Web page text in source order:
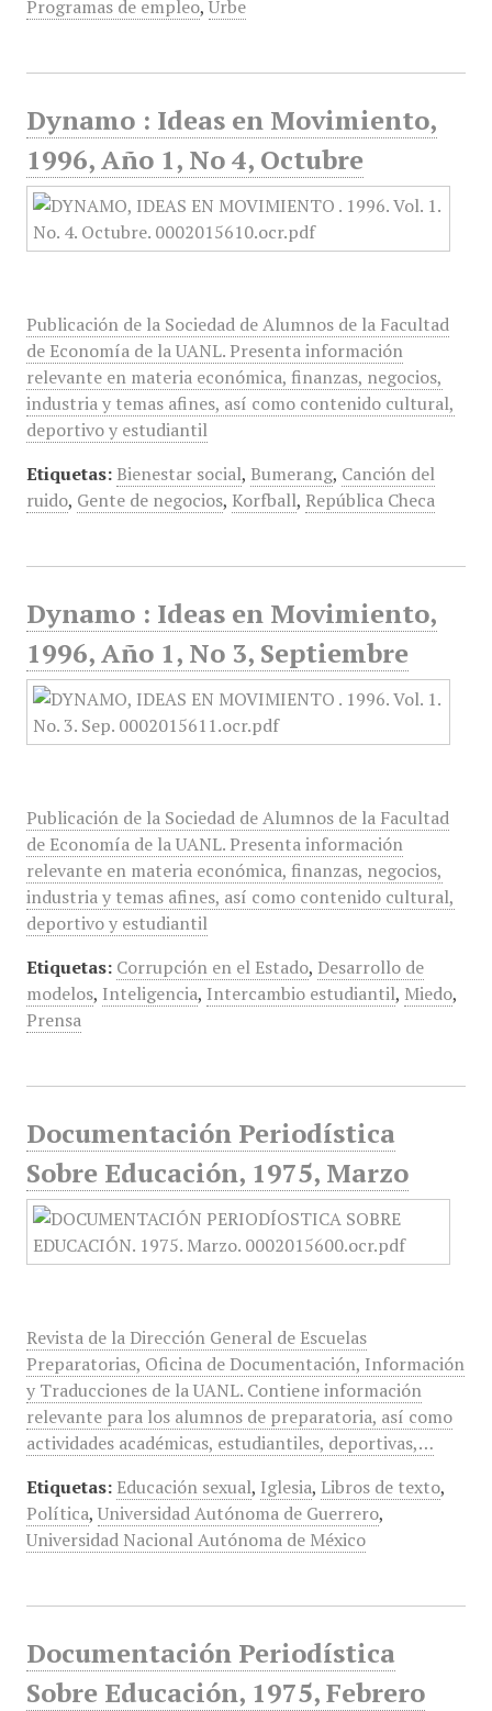
Programas de empleo, Urbe
Dynamo : Ideas en Movimiento,
1996, Año 1, No 4, Octubre
Publicación de la Sociedad de Alumnos de la Facultad
de Economía de la UANL. Presenta información
relevante en materia económica, finanzas, negocios,
industria y temas afines, así como contenido cultural,
deportivo y estudiantil
Etiquetas: Bienestar social, Bumerang, Canción del
ruido, Gente de negocios, Korfball, República Checa
Dynamo : Ideas en Movimiento,
1996, Año 1, No 3, Septiembre
Publicación de la Sociedad de Alumnos de la Facultad
de Economía de la UANL. Presenta información
relevante en materia económica, finanzas, negocios,
industria y temas afines, así como contenido cultural,
deportivo y estudiantil
Etiquetas: Corrupción en el Estado, Desarrollo de
modelos, Inteligencia, Intercambio estudiantil, Miedo,
Prensa
Documentación Periodística
Sobre Educación, 1975, Marzo
Revista de la Dirección General de Escuelas
Preparatorias, Oficina de Documentación, Información
y Traducciones de la UANL. Contiene información
relevante para los alumnos de preparatoria, así como
actividades académicas, estudiantiles, deportivas,…
Etiquetas: Educación sexual, Iglesia, Libros de texto,
Política, Universidad Autónoma de Guerrero,
Universidad Nacional Autónoma de México
Documentación Periodística
Sobre Educación, 1975, Febrero